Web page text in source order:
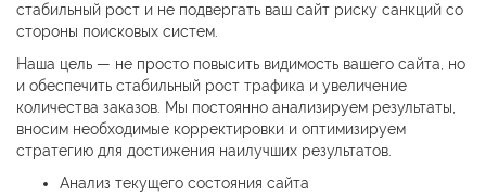
стабильный рост и не подвергать ваш сайт риску санкций со
стороны поисковых систем.
Наша цель — не просто повысить видимость вашего сайта, но
и обеспечить стабильный рост трафика и увеличение
количества заказов. Мы постоянно анализируем результаты,
вносим необходимые корректировки и оптимизируем
стратегию для достижения наилучших результатов.
Анализ текущего состояния сайта